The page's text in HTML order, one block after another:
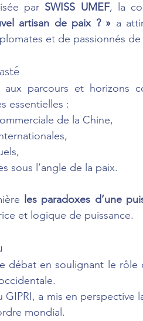
par SWISS UMEF, la
artisan de paix ? » a
et de passionnés
parcours et horizons
essentielles :
de la Chine,
sous l’angle de la paix.
les paradoxes d’une
et logique de puissance.
débat en soulignant le rôle
GIPRI, a mis en
mondial.